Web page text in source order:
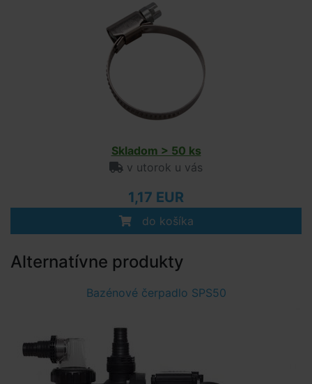
Skladom > 50 ks
v utorok u vás
1,17 EUR
do košíka
Alternatívne produkty
Bazénové čerpadlo SPS50